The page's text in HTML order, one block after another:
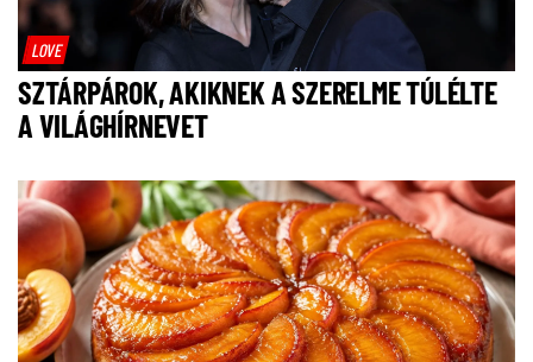
LOVE
SZTÁRPÁROK, AKIKNEK A SZERELME TÚLÉLTE
A VILÁGHÍRNEVET